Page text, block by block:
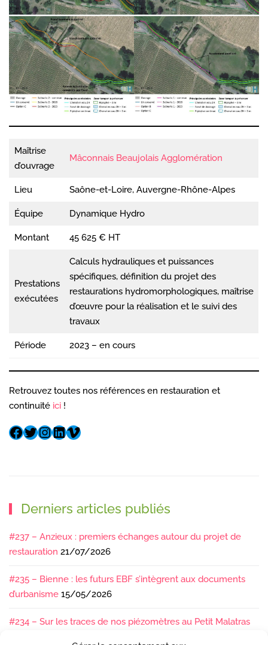
Maîtrise
d’ouvrage
Mâconnais Beaujolais Agglomération
Lieu Saône-et-Loire, Auvergne-Rhône-Alpes
Équipe Dynamique Hydro
Montant 45 625 € HT
Prestations
exécutées
Calculs hydrauliques et puissances
spécifiques, définition du projet des
restaurations hydromorphologiques, maîtrise
d’œuvre pour la réalisation et le suivi des
travaux
Période 2023 – en cours
Retrouvez toutes nos références en restauration et
continuité ici !
Derniers articles publiés
#237 – Anzieux : premiers échanges autour du projet de
restauration 21/07/2026
#235 – Bienne : les futurs EBF s’intègrent aux documents
d’urbanisme 15/05/2026
#234 – Sur les traces de nos piézomètres au Petit Malatras